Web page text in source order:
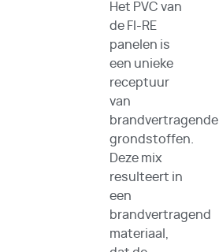
Het PVC van
de FI-RE
panelen is
een unieke
receptuur
van
brandvertragende
grondstoffen.
Deze mix
resulteert in
een
brandvertragend
materiaal,